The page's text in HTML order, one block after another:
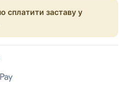
сплатити заставу у